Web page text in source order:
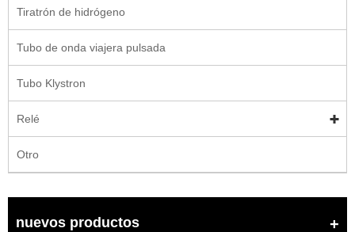
Tiratrón de hidrógeno
Tubo de onda viajera pulsada
Tubo Klystron
Relé
Otro
nuevos productos